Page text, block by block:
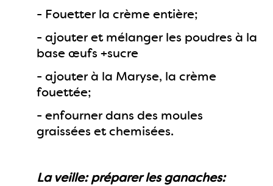
- Fouetter la crème entière;
- ajouter et mélanger les poudres à la
base œufs +sucre
- ajouter à la Maryse, la crème
fouettée;
- enfourner dans des moules
graissées et chemisées.
La veille: préparer les ganaches: